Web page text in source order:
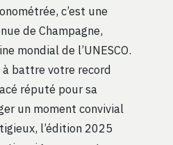
c’est une
de Champagne,
mondial de l’UNESCO.
à battre votre record
réputé pour sa
un moment convivial
l’édition 2025